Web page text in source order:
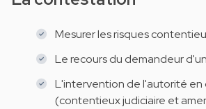
Mesurer les risques
Le recours du demandeur
L'intervention de l'autorité en
(contentieux judiciaire et